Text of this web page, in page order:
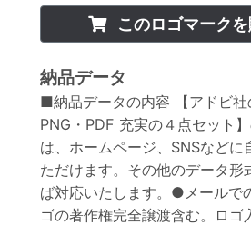
このロゴマーク
納品データ
■納品データの内容 【アドビ社
PNG・PDF 充実の４点セット
は、ホームページ、SNSなどに
ただけます。その他のデータ形
ば対応いたします。●メールで
ゴの著作権完全譲渡含む。ロゴ